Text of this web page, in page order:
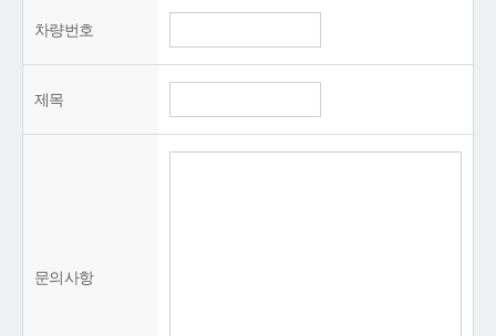
차량번호
제목
문의사항